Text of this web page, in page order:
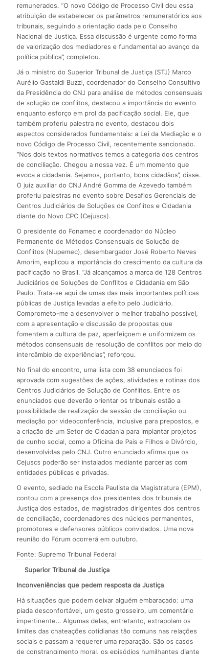
remunerados. “O novo Código de Processo Civil deu essa
atribuição de estabelecer os parâmetros remuneratórios aos
tribunais, seguindo a orientação dada pelo Conselho
Nacional de Justiça. Essa discussão é urgente como forma
de valorização dos mediadores e fundamental ao avanço da
política pública”, completou.
Já o ministro do Superior Tribunal de Justiça (STJ) Marco
Aurélio Gastaldi Buzzi, coordenador do Conselho Consultivo
da Presidência do CNJ para análise de métodos consensuais
de solução de conflitos, destacou a importância do evento
enquanto esforço em prol da pacificação social. Ele, que
também proferiu palestra no evento, destacou dois
aspectos considerados fundamentais: a Lei da Mediação e o
novo Código de Processo Civil, recentemente sancionado.
“Nos dois textos normativos temos a categoria dos centros
de conciliação. Chegou a nossa vez. É um momento que
evoca a cidadania. Sejamos, portanto, bons cidadãos”, disse.
O juiz auxiliar do CNJ André Gomma de Azevedo também
proferiu palestras no evento sobre Desafios Gerenciais de
Centros Judiciários de Soluções de Conflitos e Cidadania
diante do Novo CPC (Cejuscs).
O presidente do Fonamec e coordenador do Núcleo
Permanente de Métodos Consensuais de Solução de
Conflitos (Nupemec), desembargador José Roberto Neves
Amorim, explicou a importância do crescimento da cultura da
pacificação no Brasil. “Já alcançamos a marca de 128 Centros
Judiciários de Soluções de Conflitos e Cidadania em São
Paulo. Trata-se aqui de umas das mais importantes políticas
públicas de Justiça levadas a efeito pelo Judiciário.
Comprometo-me a desenvolver o melhor trabalho possível,
com a apresentação e discussão de propostas que
fomentem a cultura de paz, aperfeiçoem e uniformizem os
métodos consensuais de resolução de conflitos por meio do
intercâmbio de experiências”, reforçou.
No final do encontro, uma lista com 38 enunciados foi
aprovada com sugestões de ações, atividades e rotinas dos
Centros Judiciários de Solução de Conflitos. Entre os
enunciados que deverão orientar os tribunais estão a
possibilidade de realização de sessão de conciliação ou
mediação por videoconferência, inclusive para prepostos, e
a criação de um Setor de Cidadania para implantar projetos
de cunho social, como a Oficina de Pais e Filhos e Divórcio,
desenvolvidas pelo CNJ. Outro enunciado afirma que os
Cejuscs poderão ser instalados mediante parcerias com
entidades públicas e privadas.
O evento, sediado na Escola Paulista da Magistratura (EPM),
contou com a presença dos presidentes dos tribunais de
Justiça dos estados, de magistrados dirigentes dos centros
de conciliação, coordenadores dos núcleos permanentes,
promotores e defensores públicos convidados. Uma nova
reunião do Fórum ocorrerá em outubro.
Fonte: Supremo Tribunal Federal
Superior Tribunal de Justiça
Inconveniências que pedem resposta da Justiça
Há situações que podem deixar alguém embaraçado: uma
piada desconfortável, um gesto grosseiro, um comentário
impertinente… Algumas delas, entretanto, extrapolam os
limites das chateações cotidianas tão comuns nas relações
sociais e passam a requerer uma reparação. São os casos
de constrangimento moral, os episódios humilhantes diante